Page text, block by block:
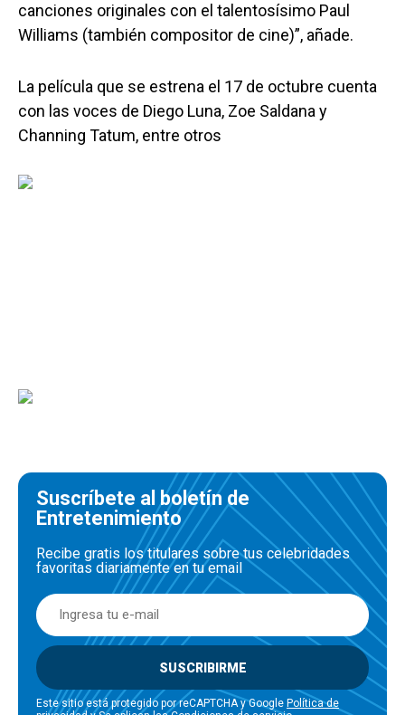
canciones originales con el talentosísimo Paul
Williams (también compositor de cine)”, añade.
La película que se estrena el 17 de octubre cuenta
con las voces de Diego Luna, Zoe Saldana y
Channing Tatum, entre otros
Suscríbete al boletín de
Entretenimiento
Recibe gratis los titulares sobre tus celebridades
favoritas diariamente en tu email
SUSCRIBIRME
Este sitio está protegido por reCAPTCHA y Google Política de